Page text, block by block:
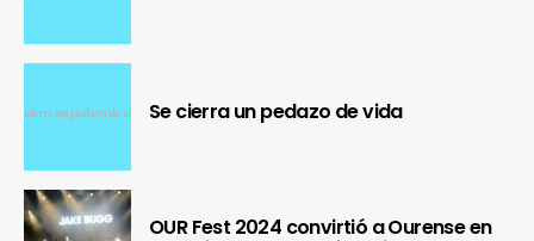
Se cierra un pedazo de vida
OUR Fest 2024 convirtió a Ourense en